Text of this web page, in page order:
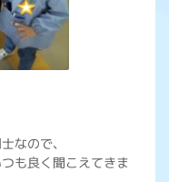
なので、
も良く聞こえてきま